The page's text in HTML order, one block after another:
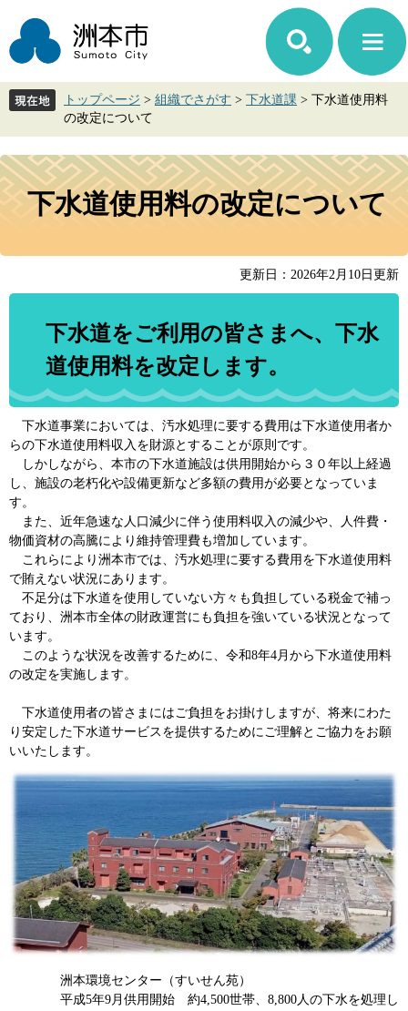
ジ
先
ュ
を
て
本
トップページ > 組織でさがす > 下水道課 > 下水道使用料
の改定について
本
文
下水道使用料の改定について
更新日：2026年2月10日更新
下水道をご利用の皆さまへ、下水
道使用料を改定します。
下水道事業においては、汚水処理に要する費用は下水道使用者か
らの下水道使用料収入を財源とすることが原則です。
しかしながら、本市の下水道施設は供用開始から３０年以上経過
し、施設の老朽化や設備更新など多額の費用が必要となっていま
す。
また、近年急速な人口減少に伴う使用料収入の減少や、人件費・
物価資材の高騰により維持管理費も増加しています。
これらにより洲本市では、汚水処理に要する費用を下水道使用料
で賄えない状況にあります。
不足分は下水道を使用していない方々も負担している税金で補っ
ており、洲本市全体の財政運営にも負担を強いている状況となって
います。
このような状況を改善するために、令和8年4月から下水道使用料
の改定を実施します。
下水道使用者の皆さまにはご負担をお掛けしますが、将来にわた
り安定した下水道サービスを提供するためにご理解とご協力をお願
いいたします。
洲本環境センター（すいせん苑）
平成5年9月供用開始 約4,500世帯、8,800人の下水を処理し